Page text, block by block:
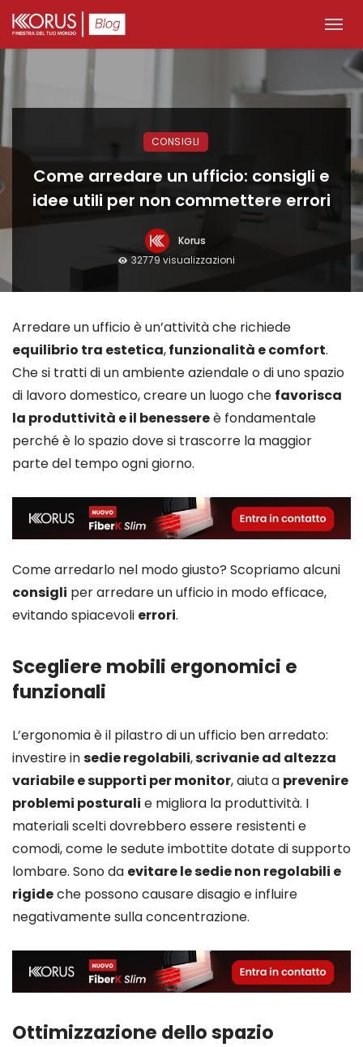
CONSIGLI
Come arredare un ufficio: consigli e
idee utili per non commettere errori
Korus
32779 visualizzazioni
Arredare un ufficio è un’attività che richiede
equilibrio tra estetica,funzionalità e comfort.
Che si tratti di un ambiente aziendale o di uno spazio
di lavoro domestico, creare un luogo che favorisca
la produttività e il benessereè fondamentale
perché è lo spazio dove si trascorre la maggior
parte del tempo ogni giorno.
Come arredarlo nel modo giusto? Scopriamo alcuni
consigli per arredare un ufficio in modo efficace,
evitando spiacevoli errori.
Scegliere mobili ergonomici e
funzionali
L’ergonomia è il pilastro di un ufficio ben arredato:
investire insedie regolabili,scrivanie ad altezza
variabile e supporti per monitor, aiuta a prevenire
problemi posturali e migliora la produttività. I
materiali scelti dovrebbero essere resistenti e
comodi, come le sedute imbottite dotate di supporto
lombare. Sono da evitare le sedie non regolabili e
rigideche possono causare disagio e influire
negativamente sulla concentrazione.
Ottimizzazione dello spazio